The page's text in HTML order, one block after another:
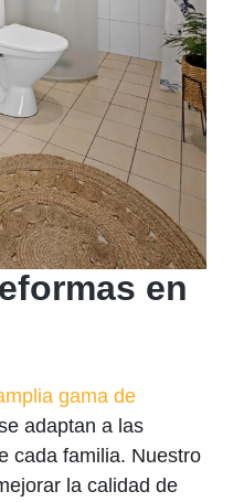
en
gama de
adaptan a las
cada familia. Nuestro
la calidad de